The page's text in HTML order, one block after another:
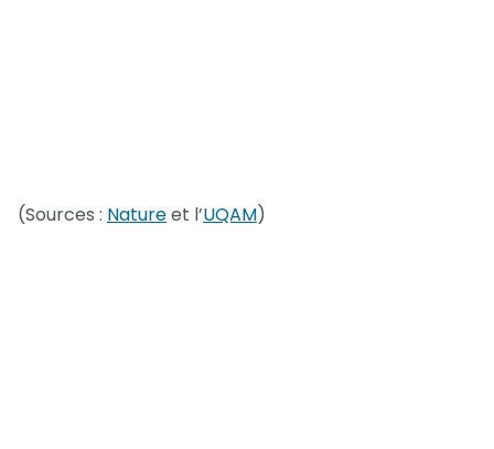
(Sources : Natureet l’UQAM)